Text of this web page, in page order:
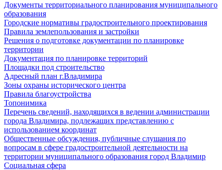
Документы территориального планирования муниципального
образования
Городские нормативы градостроительного проектирования
Правила землепользования и застройки
Решения о подготовке документации по планировке
территории
Документация по планировке территорий
Площадки под строительство
Адресный план г.Владимира
Зоны охраны исторического центра
Правила благоустройства
Топонимика
Перечень сведений, находящихся в ведении администрации
города Владимира, подлежащих представлению с
использованием координат
Общественные обсуждения, публичные слушания по
вопросам в сфере градостроительной деятельности на
территории муниципального образования город Владимир
Социальная сфера